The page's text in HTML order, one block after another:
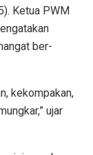
Ketua PWM
ber-
kekompakan,
ujar